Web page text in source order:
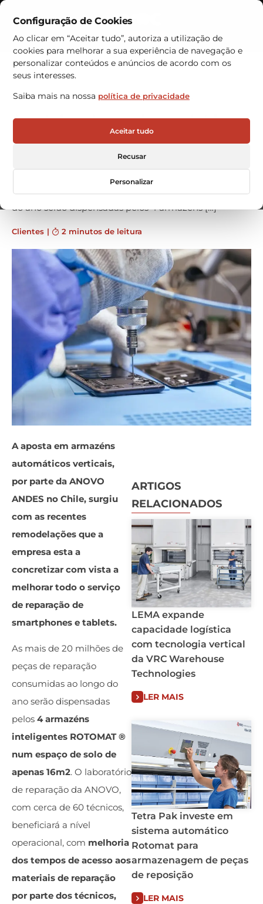
Configuração de Cookies
Ao clicar em “Aceitar tudo”, autoriza a utilização de
cookies para melhorar a sua experiência de navegação e
personalizar conteúdos e anúncios de acordo com os
seus interesses.
Saiba mais na nossa política de privacidade
Aceitar tudo
Recusar
Personalizar
Contactos
ANOVO Andes adquire 4
armazéns automáticos à VRC
A aposta em armazéns automáticos verticais, por
parte da ANOVO ANDES no Chile, surgiu com as
recentes remodelações que a empresa esta a
concretizar com vista a melhorar todo o serviço de
reparação de smartphones e tablets. As mais de 20
milhões de peças de reparação consumidas ao longo
do ano serão dispensadas pelos 4 armazéns […]
Clientes | 2 minutos de leitura
A aposta em armazéns
automáticos verticais,
por parte da ANOVO
ANDES no Chile, surgiu
com as recentes
remodelações que a
empresa esta a
concretizar com vista a
melhorar todo o serviço
de reparação de
smartphones e tablets.
As mais de 20 milhões de
peças de reparação
consumidas ao longo do
ano serão dispensadas
pelos 4 armazéns
inteligentes ROTOMAT ®
num espaço de solo de
apenas 16m2. O laboratório
de reparação da ANOVO,
com cerca de 60 técnicos,
beneficiará a nível
operacional, com melhoria
dos tempos de acesso aos
materiais de reparação
por parte dos técnicos,
ARTIGOS
RELACIONADOS
LEMA expande
capacidade logística
com tecnologia vertical
da VRC Warehouse
Technologies
LER MAIS
Tetra Pak investe em
sistema automático
Rotomat para
armazenagem de peças
de reposição
LER MAIS